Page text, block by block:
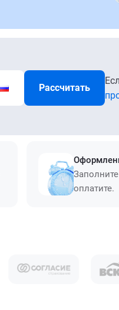
Рассчитать
оплатите.